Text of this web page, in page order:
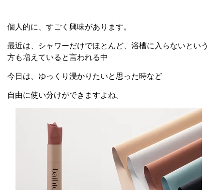
個人的に、すごく興味があります。
最近は、シャワーだけでほとんど、浴槽に入らないという
方も増えていると言われる中
今日は、ゆっくり浸かりたいと思った時など
自由に使い分けができますよね。